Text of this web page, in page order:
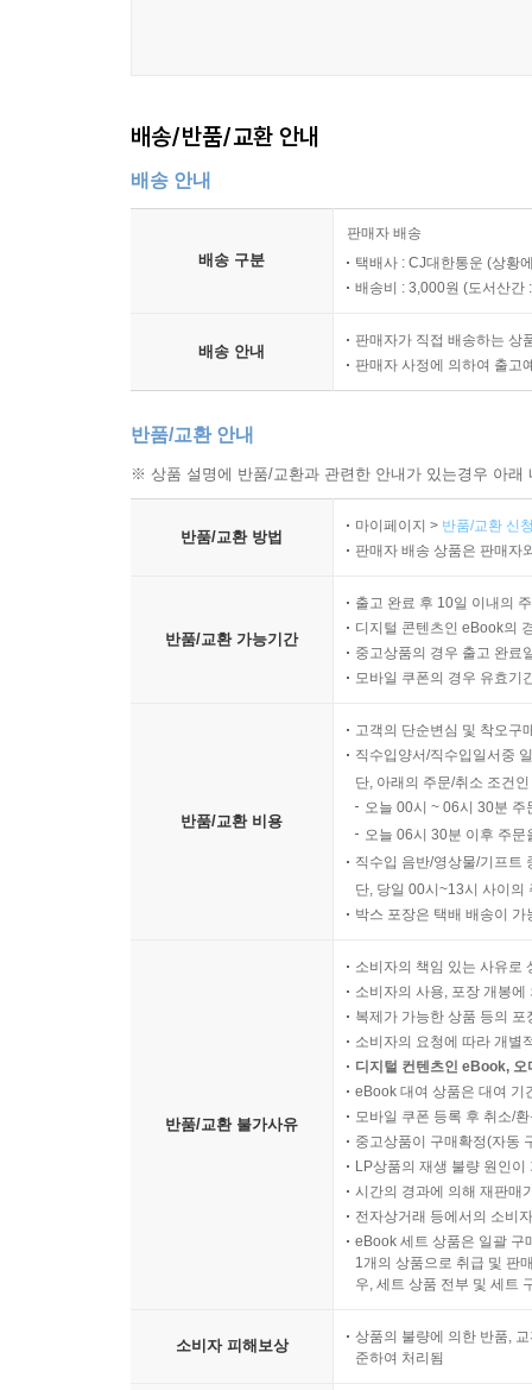
배송/반품/교환 안내
배송 안내
배송 구분
판매자 배송
택배사 : CJ대한통운 (상황
배송비 : 3,000원 (도서산간
배송 안내
판매자가 직접 배송하는 상
판매자 사정에 의하여 출고
반품/교환 안내
※ 상품 설명에 반품/교환과 관련한 안내가 있는경우 아
반품/교환 방법
마이페이지 > 반품/교환 신
판매자 배송 상품은 판매자
반품/교환 가능기간
출고 완료 후 10일 이내의
디지털 콘텐츠인 eBook의
중고상품의 경우 출고 완료
모바일 쿠폰의 경우 유효기
반품/교환 비용
고객의 단순변심 및 착오구
직수입양서/직수입일서중
단, 아래의 주문/취소 조건
오늘 00시 ~ 06시 30분
오늘 06시 30분 이후 주
직수입 음반/영상물/기프트
단, 당일 00시~13시 사이의
박스 포장은 택배 배송이
반품/교환 불가사유
소비자의 책임 있는 사유로
소비자의 사용, 포장 개봉
복제가 가능한 상품 등의
소비자의 요청에 따라 개별
디지털 컨텐츠인 eBook,
eBook 대여 상품은 대여 기
모바일 쿠폰 등록 후 취소/
중고상품이 구매확정(자동
LP상품의 재생 불량 원인
시간의 경과에 의해 재판매
전자상거래 등에서의 소비
eBook 세트 상품은 일괄 구
1개의 상품으로 취급 및 판
우, 세트 상품 전부 및 세트
소비자 피해보상
상품의 불량에 의한 반품,
준하여 처리됨